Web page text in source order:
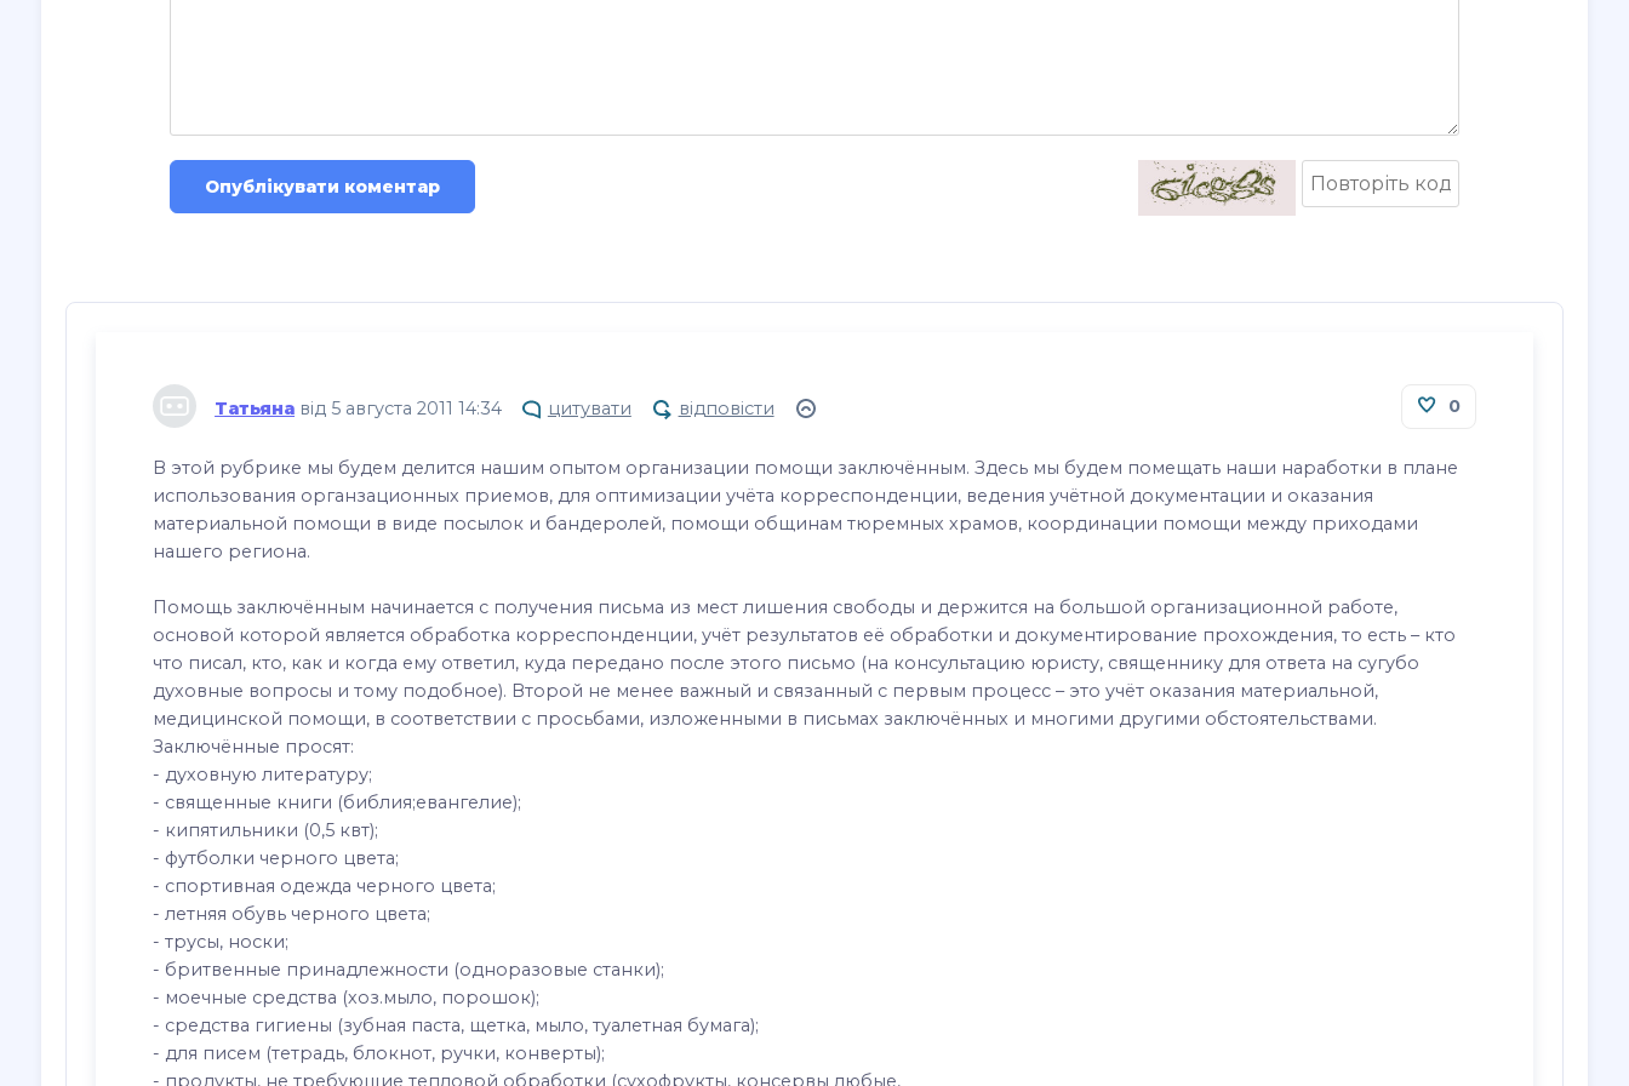
Опублікувати коментар
Татьяна від 5 августа 2011 14:34 0
цитувати відповісти
В этой рубрике мы будем делится нашим опытом организации помощи заключённым. Здесь мы будем помещать наши наработки в плане
использования органзационных приемов, для оптимизации учёта корреспонденции, ведения учётной документации и оказания
материальной помощи в виде посылок и бандеролей, помощи общинам тюремных храмов, координации помощи между приходами
нашего региона.
Помощь заключённым начинается с получения письма из мест лишения свободы и держится на большой организационной работе,
основой которой является обработка корреспонденции, учёт результатов её обработки и документирование прохождения, то есть – кто
что писал, кто, как и когда ему ответил, куда передано после этого письмо (на консультацию юристу, священнику для ответа на сугубо
духовные вопросы и тому подобное). Второй не менее важный и связанный с первым процесс – это учёт оказания материальной,
медицинской помощи, в соответствии с просьбами, изложенными в письмах заключённых и многими другими обстоятельствами.
Заключённые просят:
- духовную литературу;
- священные книги (библия;евангелие);
- кипятильники (0,5 квт);
- футболки черного цвета;
- спортивная одежда черного цвета;
- летняя обувь черного цвета;
- трусы, носки;
- бритвенные принадлежности (одноразовые станки);
- моечные средства (хоз.мыло, порошок);
- средства гигиены (зубная паста, щетка, мыло, туалетная бумага);
- для писем (тетрадь, блокнот, ручки, конверты);